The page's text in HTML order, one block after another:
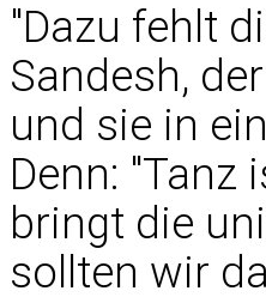
"Dazu fehlt
Sandesh,
und sie in
Denn:
bringt die
sollten wir